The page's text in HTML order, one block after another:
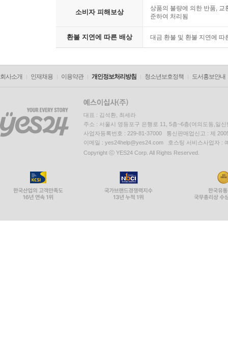
소비자 피해보상
상품의 불량에 의한 반품,
준하여 처리됨
환불 지연에 따른 배상 대금 환불 및 환불 지연에 따
회사소개 인재채용 이용약관 개인정보처리방침 청소년보호정책 도서홍보안내
대표 : 김석환, 최세라
주소 : 서울시 영등포구 은행로 11, 5층~6층(여의도동,일신
사업자등록번호 : 229-81-37000 통신판매업신고 : 제
이메일 : yes24help@yes24.com 호스팅 서비스사업자 :
Copyright ⓒ YES24 Corp. All Rights Reserved.